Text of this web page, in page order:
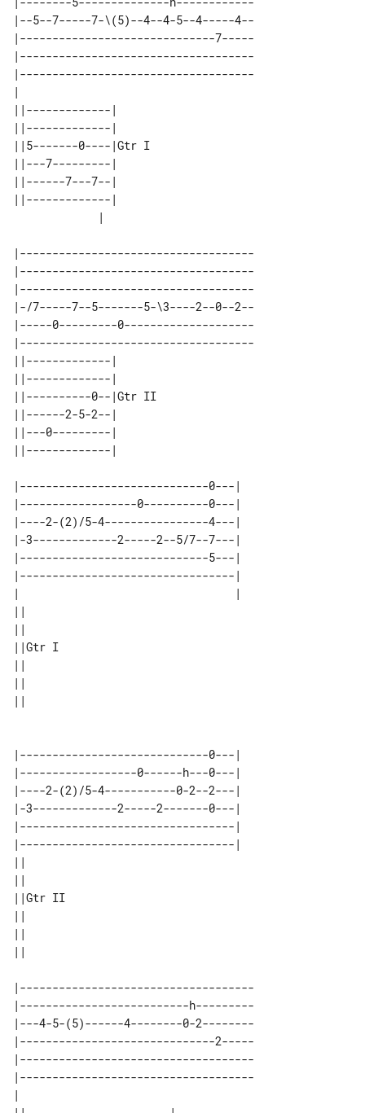
|--5--7-----7-\(5)--4--4-5--4-----4--
|------------------------------7-----
|------------------------------------
|------------------------------------
|
||-------------|
||-------------|
||5-------0----|Gtr I
||---7---------|
||------7---7--|
||-------------|
|------------------------------------
|------------------------------------
|------------------------------------
|-/7-----7--5-------5-\3----2--0--2--
|-----0---------0--------------------
|------------------------------------
||-------------|
||-------------|
||----------0--|Gtr II
||------2-5-2--|
||---0---------|
|-----------------------------0---|
|------------------0----------0---|
|----2-(2)/5-4----------------4---|
|-3-------------2-----2--5/7--7---|
|-----------------------------5---|
|---------------------------------|
|                                 |
||
||
||Gtr I
||
||
||
|-----------------------------0---|
|------------------0------h---0---|
|----2-(2)/5-4-----------0-2--2---|
|-3-------------2-----2-------0---|
|---------------------------------|
|---------------------------------|
||
||
||Gtr II
||
||
|------------------------------------
|--------------------------h---------
|---4-5-(5)------4--------0-2--------
|------------------------------2-----
|------------------------------------
|------------------------------------
|